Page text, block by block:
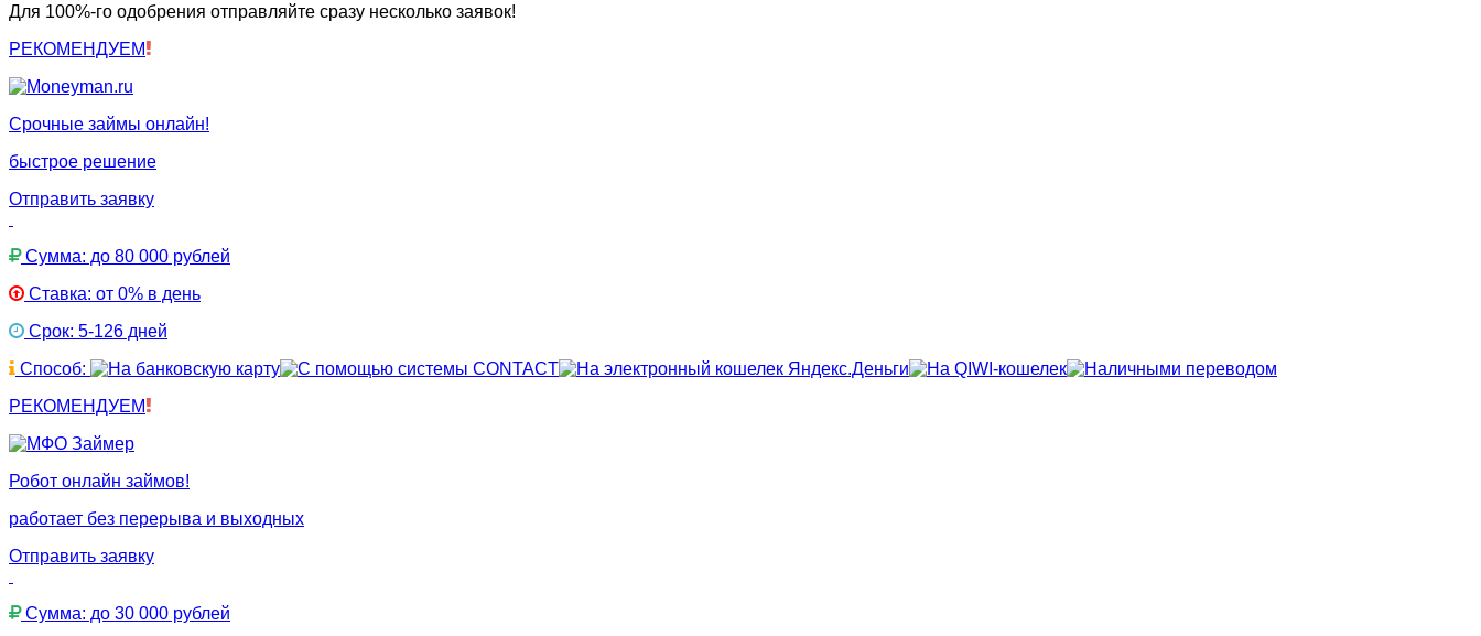
Для 100%-го одобрения отправляйте сразу несколько заявок!
РЕКОМЕНДУЕМ
Срочные займы онлайн!
быстрое решение
Отправить заявку
Сумма: до 80 000 рублей
Ставка: от 0% в день
Срок: 5-126 дней
Способ:
РЕКОМЕНДУЕМ
Робот онлайн займов!
работает без перерыва и выходных
Отправить заявку
Сумма: до 30 000 рублей